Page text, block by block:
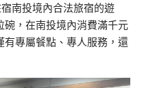
南投境內合法旅宿的遊
，在南投境內消費滿千元
有專屬餐點、專人服務，還